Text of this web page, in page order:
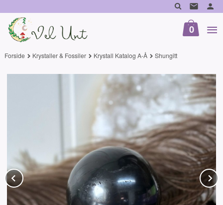
til
innholdet
0
Forside Krystaller & Fossiler Krystall Katalog A-Å Shungitt
Prev